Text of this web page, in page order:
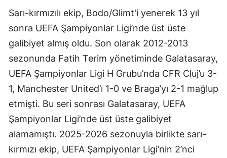
Kastamonu
Kayseri
Kırklareli
Kırşehir
Kocaeli
Konya
Kütahya
Malatya
Sarı-kırmızılı ekip, Bodo/Glimt’i yenerek 13 yıl
sonra UEFA Şampiyonlar Ligi’nde üst üste
galibiyet almış oldu. Son olarak 2012-2013
sezonunda Fatih Terim yönetiminde Galatasaray,
UEFA Şampiyonlar Ligi H Grubu’nda CFR Cluj’u 3-
1, Manchester United’ı 1-0 ve Braga’yı 2-1 mağlup
etmişti. Bu seri sonrası Galatasaray, UEFA
Şampiyonlar Ligi’nde üst üste galibiyet
alamamıştı. 2025-2026 sezonuyla birlikte sarı-
kırmızı ekip, UEFA Şampiyonlar Ligi’nin 2’nci